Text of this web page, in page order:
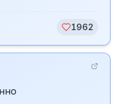
1962